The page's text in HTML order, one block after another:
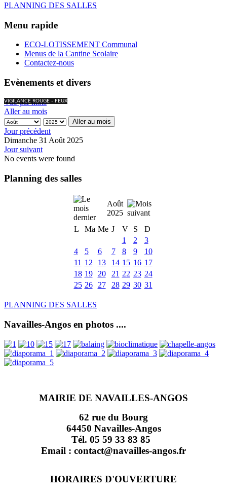
PLANNING DES SALLES
Menu rapide
ECO-LOTISSEMENT Communal
Menus de la Cantine Scolaire
Contactez-nous
Evènements et divers
VIGILANCE ROUGE - FEUX
Vue par mois
Aller au mois
Aller au mois
Jour précédent
Dimanche 31 Août 2025
Jour suivant
No events were found
Planning des salles
Août
2025
L
Ma Me J V S
D
1
2
3
4
5 6 7 8 9
10
11 12 13 14 15 16 17
18 19 20 21 22 23 24
25 26 27 28 29 30 31
PLANNING DES SALLES
Navailles-Angos en photos ....
MAIRIE DE NAVAILLES-ANGOS
62 rue du Bourg
64450 Navailles-Angos
Tél. 05 59 33 83 85
Email : contact@navailles-angos.fr
HORAIRES D'OUVERTURE